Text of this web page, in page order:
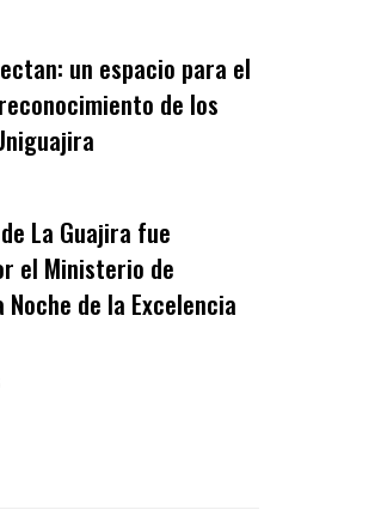
un espacio para el
de los
La Guajira fue
el Ministerio de
Noche de la Excelencia